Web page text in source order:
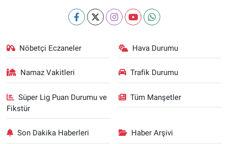
Nöbetçi Eczaneler Hava Durumu
Namaz Vakitleri Trafik Durumu
Süper Lig Puan Durumu ve
Fikstür
Tüm Manşetler
Son Dakika Haberleri Haber Arşivi